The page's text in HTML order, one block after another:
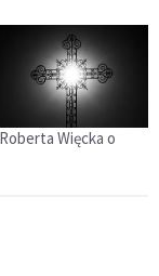
Więcka o